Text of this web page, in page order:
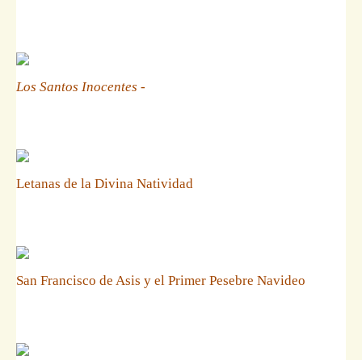
Los Santos Inocentes -
Letanas de la Divina Natividad
San Francisco de Asis y el Primer Pesebre Navideo